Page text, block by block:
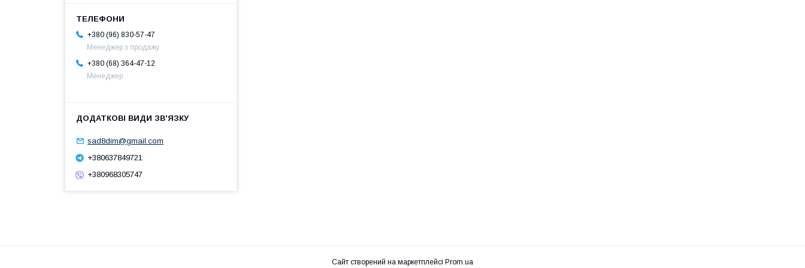
+380 (96) 830-57-47
Менеджер з продажу
+380 (68) 364-47-12
Менеджер
sad8dim@gmail.com
+380637849721
+380968305747
Сайт створений на маркетплейсі Prom.ua